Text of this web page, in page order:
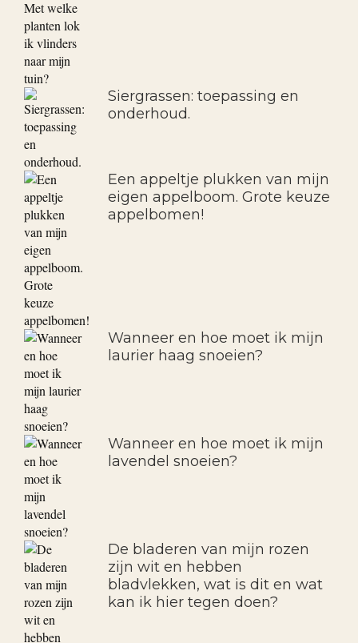
Siergrassen: toepassing en
onderhoud.
Een appeltje plukken van mijn
eigen appelboom. Grote keuze
appelbomen!
Wanneer en hoe moet ik mijn
laurier haag snoeien?
Wanneer en hoe moet ik mijn
lavendel snoeien?
De bladeren van mijn rozen
zijn wit en hebben
bladvlekken, wat is dit en wat
kan ik hier tegen doen?